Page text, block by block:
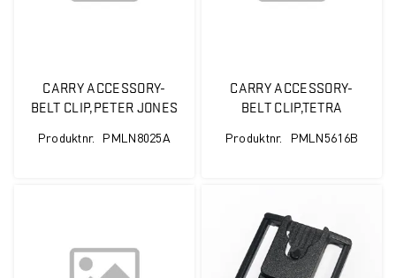
CARRY ACCESSORY-
BELT CLIP,PETER JONES
Produktnr. PMLN8025A
CARRY ACCESSORY-
BELT CLIP,TETRA
Produktnr. PMLN5616B